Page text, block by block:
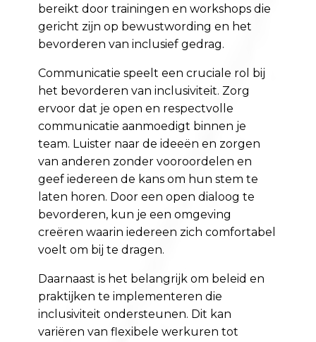
bereikt door trainingen en workshops die
gericht zijn op bewustwording en het
bevorderen van inclusief gedrag.
Communicatie speelt een cruciale rol bij
het bevorderen van inclusiviteit. Zorg
ervoor dat je open en respectvolle
communicatie aanmoedigt binnen je
team. Luister naar de ideeën en zorgen
van anderen zonder vooroordelen en
geef iedereen de kans om hun stem te
laten horen. Door een open dialoog te
bevorderen, kun je een omgeving
creëren waarin iedereen zich comfortabel
voelt om bij te dragen.
Daarnaast is het belangrijk om beleid en
praktijken te implementeren die
inclusiviteit ondersteunen. Dit kan
variëren van flexibele werkuren tot